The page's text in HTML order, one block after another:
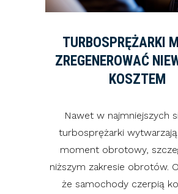
TURBOSPRĘŻARKI
ZREGENEROWAĆ
KOSZTEM
Nawet w najmniejszych
turbosprężarki
moment obrotowy,
niższym zakresie obrotów.
że samochody czerpią